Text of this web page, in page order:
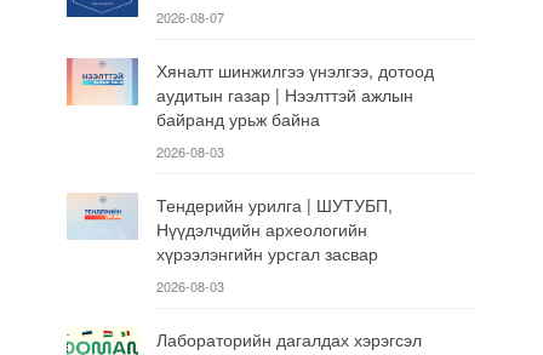
2026-08-07
Хяналт шинжилгээ үнэлгээ, дотоод
аудитын газар | Нээлттэй ажлын
байранд урьж байна
2026-08-03
Тендерийн урилга | ШУТУБП,
Нүүдэлчдийн археологийн
хүрээлэнгийн урсгал засвар
2026-08-03
Лабораторийн дагалдах хэрэгсэл